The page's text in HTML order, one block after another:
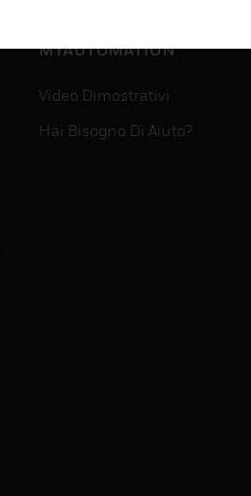
MYAUTOMATION
Video Dimostrativi
Hai Bisogno Di Aiuto?